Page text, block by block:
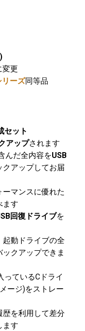
変更
リーズ同等品
セット
アップされます
んだ全内容をUSB
クアップしてお届
マンスに優れた
ます
回復ドライブを
動ドライブの全
クアップできま
ているCドライ
ージ)をストレー
を利用して差分
ます